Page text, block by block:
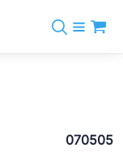
070505